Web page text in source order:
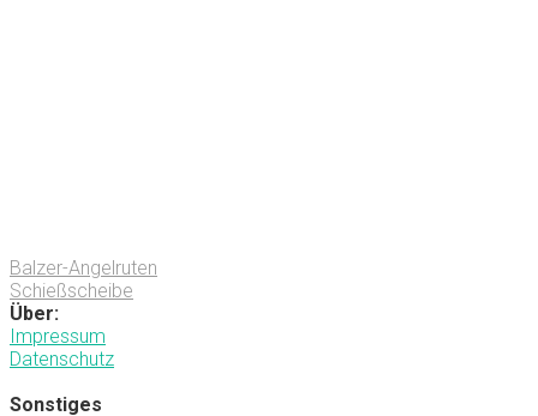
Balzer-Angelruten
Schießscheibe
Über:
Impressum
Datenschutz
Sonstiges